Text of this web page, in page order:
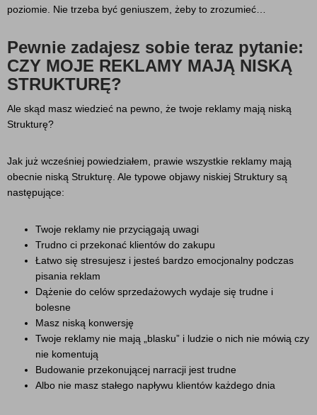
poziomie. Nie trzeba być geniuszem, żeby to zrozumieć…
Pewnie zadajesz sobie teraz pytanie:
CZY MOJE REKLAMY MAJĄ NISKĄ
STRUKTURĘ?
Ale skąd masz wiedzieć na pewno, że twoje reklamy mają niską
Strukturę?
Jak już wcześniej powiedziałem, prawie wszystkie reklamy mają
obecnie niską Strukturę. Ale typowe objawy niskiej Struktury są
następujące:
Twoje reklamy nie przyciągają uwagi
Trudno ci przekonać klientów do zakupu
Łatwo się stresujesz i jesteś bardzo emocjonalny podczas
pisania reklam
Dążenie do celów sprzedażowych wydaje się trudne i
bolesne
Masz niską konwersję
Twoje reklamy nie mają „blasku” i ludzie o nich nie mówią czy
nie komentują
Budowanie przekonującej narracji jest trudne
Albo nie masz stałego napływu klientów każdego dnia